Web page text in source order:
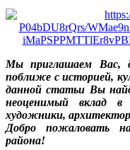
Мы приглашаем Вас,
поближе с историей,
данной статьи Вы
неоценимый вклад в
художники,
Добро пожаловать
района!